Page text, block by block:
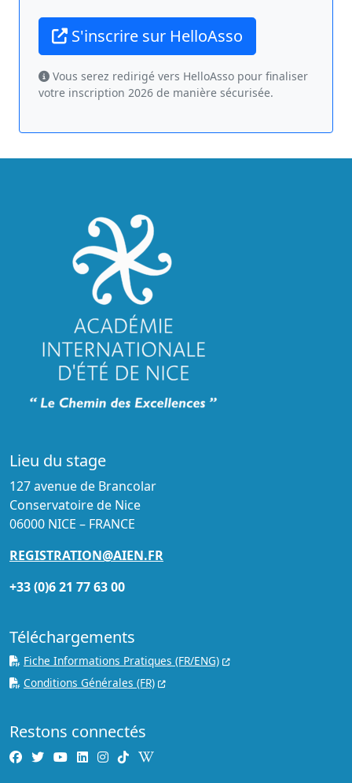
S'inscrire sur HelloAsso
Vous serez redirigé vers HelloAsso pour finaliser
votre inscription 2026 de manière sécurisée.
Lieu du stage
127 avenue de Brancolar
Conservatoire de Nice
06000 NICE – FRANCE
REGISTRATION@AIEN.FR
+33 (0)6 21 77 63 00
Téléchargements
Fiche Informations Pratiques (FR/ENG)
Conditions Générales (FR)
Restons connectés